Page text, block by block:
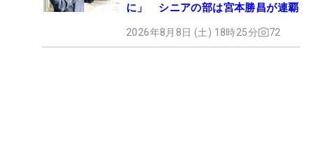
に」 シニアの部は宮本勝昌が連覇
2026年8月8日 (土) 18時25分 72